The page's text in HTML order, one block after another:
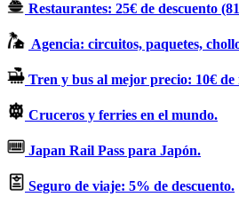
Restaurantes: 25€ de descuento
Agencia: circuitos, paquetes,
Tren y bus al mejor precio: 10€ de
Cruceros y ferries en el mundo.
Japan Rail Pass para Japón.
Seguro de viaje: 5% de descuento.